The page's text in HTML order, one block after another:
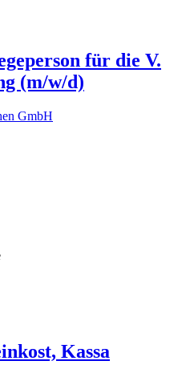
für die V.
(m/w/d)
GmbH
Kassa